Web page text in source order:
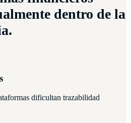
dentro de la
dificultan trazabilidad